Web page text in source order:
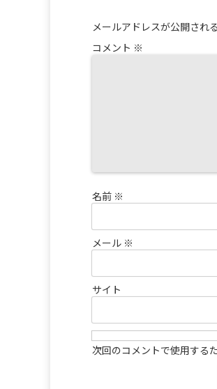
メールアドレスが公開され
コメント ※
名前 ※
メール ※
サイト
次回のコメントで使用する